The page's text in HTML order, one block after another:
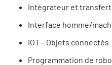
Intégrateur et
Interface homme/
IOT – Objets connectés
Programmation de